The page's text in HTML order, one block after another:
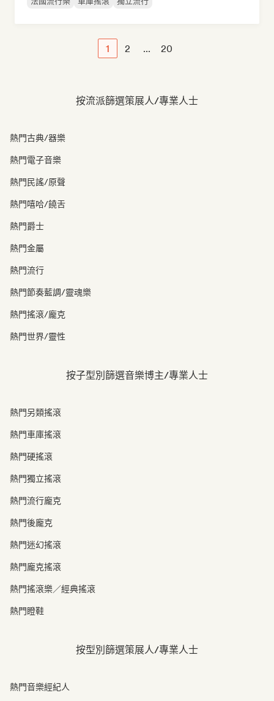
1 2 ... 20
按流派篩選策展人/專業人士
熱門古典/器樂
熱門電子音樂
熱門民謠/原聲
熱門嘻哈/饒舌
熱門爵士
熱門金屬
熱門流行
熱門節奏藍調/靈魂樂
熱門搖滾/龐克
熱門世界/靈性
按子型別篩選音樂博主/專業人士
熱門另類搖滾
熱門車庫搖滾
熱門硬搖滾
熱門獨立搖滾
熱門流行龐克
熱門後龐克
熱門迷幻搖滾
熱門龐克搖滾
熱門搖滾樂／經典搖滾
熱門瞪鞋
按型別篩選策展人/專業人士
熱門音樂經紀人